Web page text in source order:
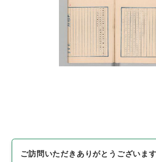
ご訪問いただきありがとうございます